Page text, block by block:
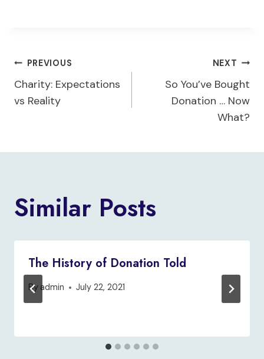
Post
navigation
PREVIOUS
Charity: Expectations
vs Reality
NEXT
So You’ve Bought
Donation … Now
What?
Similar Posts
The History of Donation Told
By admin July 22, 2021